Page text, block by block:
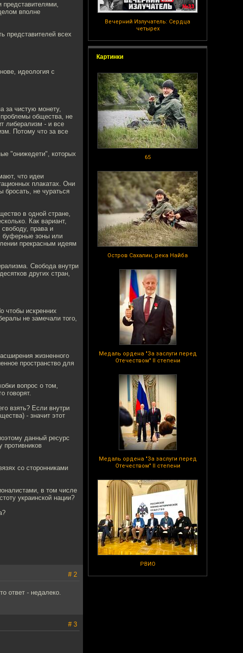
Вечерний Излучатель: Сердца
четырех
Картинки
65
Остров Сахалин, река Найба
Медаль ордена "За заслуги перед
Отечеством" II степени
Медаль ордена "За заслуги перед
Отечеством" II степени
РВИО
представителями,
вполне
представителей всех
идеология с
за чистую монету,
общества, не
либерализм - и все
Потому что за все
"онижедети", которых
что идеи
плакатах. Они
бросать, не чураться
в одной стране,
Как вариант,
права и
буферные зоны или
прекрасным идеям
Свобода внутри
других стран,
чтобы искренних
не замечали того,
жизненного
пространство для
вопрос о том,
говорят.
взять? Если внутри
- значит этот
данный ресурс
противников
со сторонниками
в том числе
украинской нации?
# 2
ответ - недалеко.
# 3